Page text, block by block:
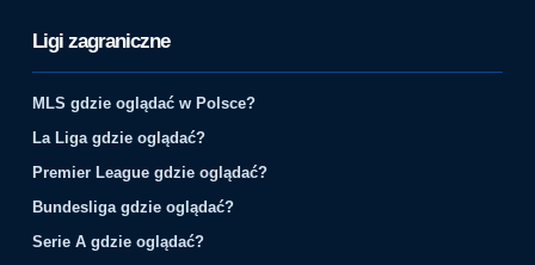
Ligi zagraniczne
MLS gdzie oglądać w Polsce?
La Liga gdzie oglądać?
Premier League gdzie oglądać?
Bundesliga gdzie oglądać?
Serie A gdzie oglądać?